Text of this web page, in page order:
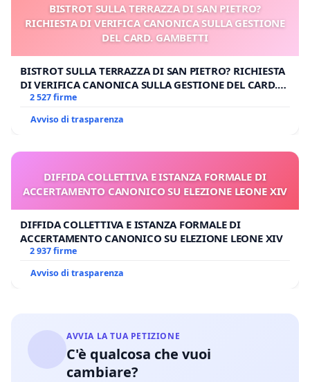
BISTROT SULLA TERRAZZA DI SAN PIETRO?
RICHIESTA DI VERIFICA CANONICA SULLA GESTIONE
DEL CARD. GAMBETTI
BISTROT SULLA TERRAZZA DI SAN PIETRO? RICHIESTA
DI VERIFICA CANONICA SULLA GESTIONE DEL CARD.
GAMBETTI
2 527 firme
Avviso di trasparenza
DIFFIDA COLLETTIVA E ISTANZA FORMALE DI
ACCERTAMENTO CANONICO SU ELEZIONE LEONE XIV
DIFFIDA COLLETTIVA E ISTANZA FORMALE DI
ACCERTAMENTO CANONICO SU ELEZIONE LEONE XIV
2 937 firme
Avviso di trasparenza
AVVIA LA TUA PETIZIONE
C'è qualcosa che vuoi
cambiare?